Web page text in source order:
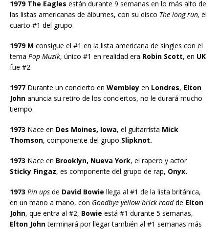
1979 The Eagles están durante 9 semanas en lo más alto de
las listas americanas de álbumes, con su disco The long run, el
cuarto #1 del grupo.
1979 M consigue el #1 en la lista americana de singles con el
tema Pop Muzik, único #1 en realidad era Robin Scott, en UK
fue #2.
1977 Durante un concierto en Wembley en Londres, Elton
John anuncia su retiro de los conciertos, no le durará mucho
tiempo.
1973 Nace en Des Moines, Iowa, el guitarrista Mick
Thomson, componente del grupo Slipknot.
1973 Nace en Brooklyn, Nueva York, el rapero y actor
Sticky Fingaz, es componente del grupo de rap, Onyx.
1973 Pin ups de David Bowie llega al #1 de la lista británica,
en un mano a mano, con Goodbye yellow brick roadde Elton
John, que entra al #2, Bowie está #1 durante 5 semanas,
Elton Johnterminará por llegar también al #1 semanas más